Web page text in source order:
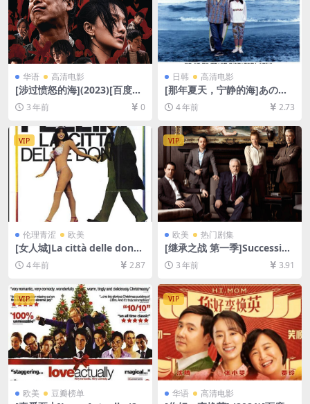
华语 高清电影
[涉过愤怒的海](2023)[百度网
盘+夸克网盘4K超清资源][网
盘在线播放/下载][MKV/5GB]
3 年前 0
日韩 高清电影
[那年夏天，宁静的海]あの
夏、いちばん静かな海。 (199
1)[百度网盘+迅雷云盘资源10
[日语中字]
4 年前 2.73
VIP
伦理青涩 欧美
[女人城]La città delle donne
(1980)[百度网盘+迅雷云盘资
源1080P超清未删减][MP4/8.
8GB][中文字幕]
4 年前 2.87
VIP
欧美 热门剧集
[继承之战 第一季]Succession
Season 1 (2018)[百度网盘
+夸克网盘资源1080P超清未
删减][MP4/28GB][中英字幕]
3 年前 3.91
VIP
欧美 豆瓣榜单
VIP
华语 高清电影